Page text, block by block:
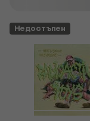
Недостъпен